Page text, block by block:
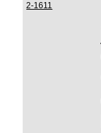
2-1611